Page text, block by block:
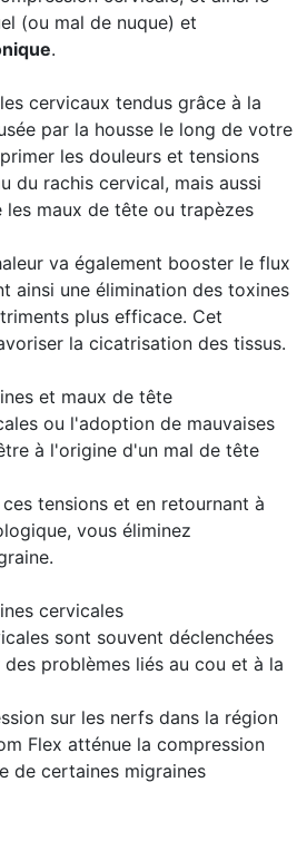
(ou mal de nuque) et
.
cervicaux tendus grâce à la
par la housse le long de votre
les douleurs et tensions
du rachis cervical, mais aussi
les maux de tête ou trapèzes
va également booster le flux
ainsi une élimination des toxines
plus efficace. Cet
la cicatrisation des tissus.
et maux de tête
ou l'adoption de mauvaises
à l'origine d'un mal de tête
tensions et en retournant à
vous éliminez
cervicales
sont souvent déclenchées
problèmes liés au cou et à la
sur les nerfs dans la région
Flex atténue la compression
de certaines migraines